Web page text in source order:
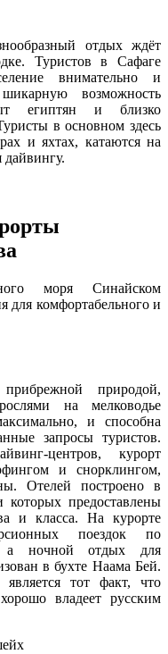
отдых ждёт
Туристов в Сафаге
внимательно и
возможность
египтян и близко
в основном здесь
и яхтах, катаются на
моря Синайском
для комфортабельного и
природой,
на мелководье
и способна
запросы туристов.
центров, курорт
и снорклингом,
Отелей построено в
предоставлены
и класса. На курорте
поездок по
а ночной отдых для
в бухте Наама Бей.
тот факт, что
владеет русским